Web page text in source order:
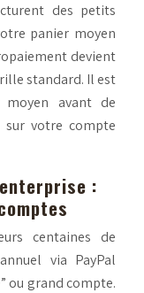
des petits
panier moyen
devient
standard. Il est
moyen avant de
sur votre compte
:
centaines de
via PayPal
ou grand compte.